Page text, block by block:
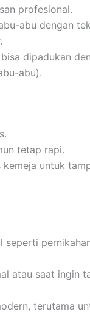
profesional.
abu dengan
dipadukan
abu).
tetap rapi.
untuk
seperti
atau saat ingin
terutama